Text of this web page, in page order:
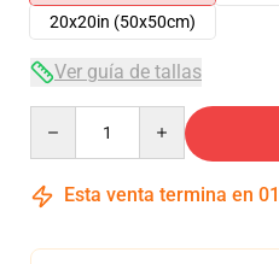
20x20in (50x50cm)
Ver guía de tallas
Esta venta termina en 01